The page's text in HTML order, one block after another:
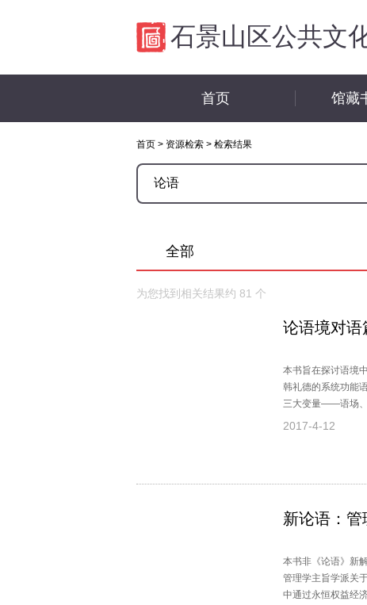
石景山区公共文
首页 馆藏
首页 > 资源检索 > 检索结果
全部
为您找到相关结果约 81 个
论语境对语
本书旨在探讨语境
韩礼德的系统功能
三大变量——语场、
语篇的构建和进展
2017-4-12
新论语：管
本书非《论语》新
管理学主旨学派关
中通过永恒权益经